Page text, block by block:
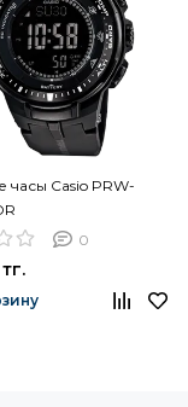
часы Casio PRW-
0